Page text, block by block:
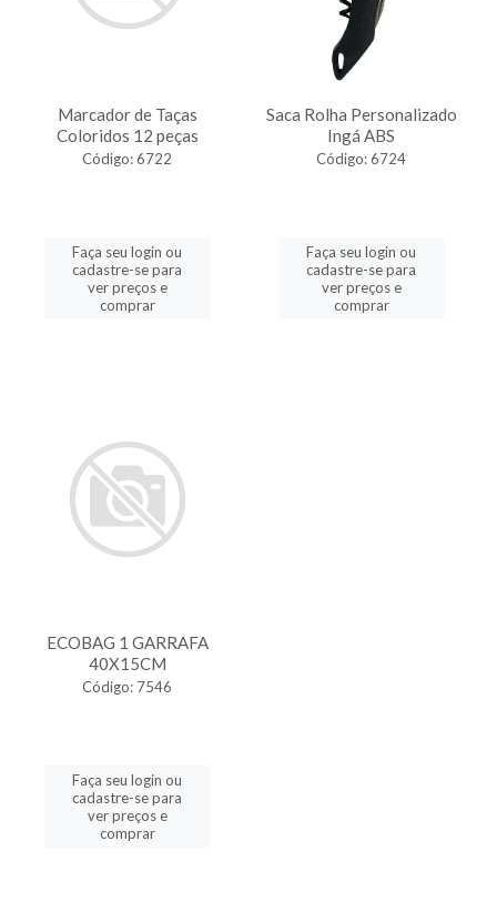
Marcador de Taças
Coloridos 12 peças
Código: 6722
Faça seu login ou
cadastre-se para
ver preços e
comprar
Saca Rolha Personalizado
Ingá ABS
Código: 6724
Faça seu login ou
cadastre-se para
ver preços e
comprar
ECOBAG 1 GARRAFA
40X15CM
Código: 7546
Faça seu login ou
cadastre-se para
ver preços e
comprar